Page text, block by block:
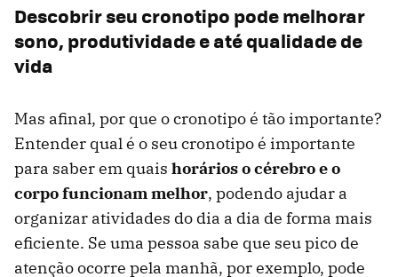
Descobrir seu cronotipo pode melhorar
sono, produtividade e até qualidade de
vida
Mas afinal, por que o cronotipo é tão importante?
Entender qual é o seu cronotipo é importante
para saber em quais horários o cérebro e o
corpo funcionam melhor, podendo ajudar a
organizar atividades do dia a dia de forma mais
eficiente. Se uma pessoa sabe que seu pico de
atenção ocorre pela manhã, por exemplo, pode